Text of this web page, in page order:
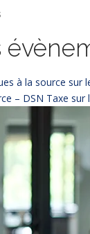
à la source sur
– DSN Taxe sur